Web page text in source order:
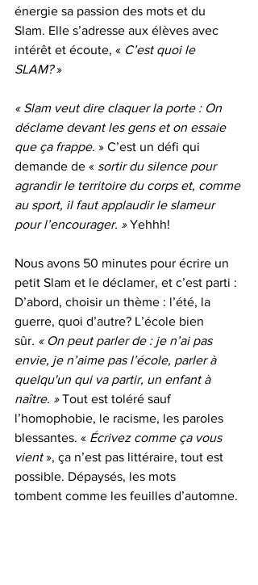
énergie sa passion des mots et du
Slam. Elle s’adresse aux élèves avec
intérêt et écoute, « C’est quoi le
SLAM? »
« Slam veut dire claquer la porte : On
déclame devant les gens et on essaie
que ça frappe. » C’est un défi qui
demande de « sortir du silence pour
agrandir le territoire du corps et, comme
au sport, il faut applaudir le slameur
pour l’encourager. » Yehhh!
Nous avons 50 minutes pour écrire un
petit Slam et le déclamer, et c’est parti :
D’abord, choisir un thème : l’été, la
guerre, quoi d’autre? L’école bien
sûr. « On peut parler de : je n’ai pas
envie, je n’aime pas l’école, parler à
quelqu'un qui va partir, un enfant à
naître. » Tout est toléré sauf
l’homophobie, le racisme, les paroles
blessantes. « Écrivez comme ça vous
vient », ça n’est pas littéraire, tout est
possible. Dépaysés, les mots
tombent comme les feuilles d’automne.